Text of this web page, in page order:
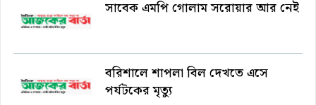
সাবেক এমপি গোলাম সরোয়ার আর নেই
বরিশালে শাপলা বিল দেখতে এসে
পর্যটকের মৃত্যু